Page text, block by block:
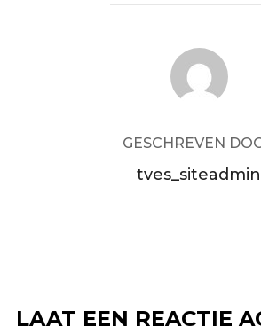
BERICHTAUTEUR
GESCHREVEN
tves_siteadmin
LAAT EEN REACTIE